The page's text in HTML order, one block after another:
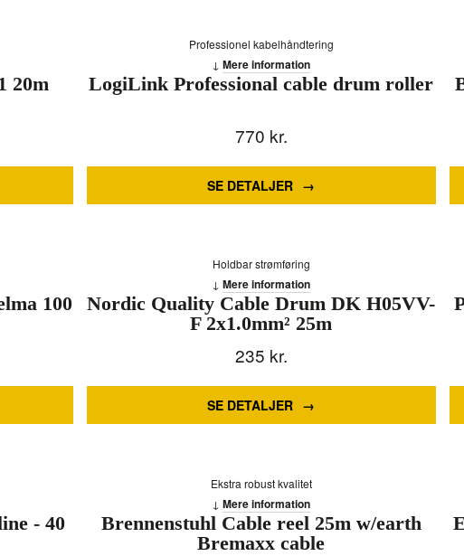
20m
Professionel kabelhåndtering
LogiLink Professional cable drum roller
770 kr.
SE DETALJER
Mere information
100
Holdbar strømføring
Nordic Quality Cable Drum DK H05VV-
F 2x1.0mm² 25m
235 kr.
SE DETALJER
Mere information
- 40
Ekstra robust kvalitet
Brennenstuhl Cable reel 25m w/earth
Bremaxx cable
Mere information